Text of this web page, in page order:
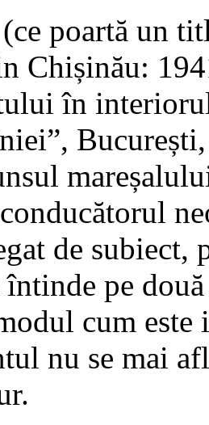
poartă un
Chișinău:
în
de subiect,
întinde pe
cum
nu se mai